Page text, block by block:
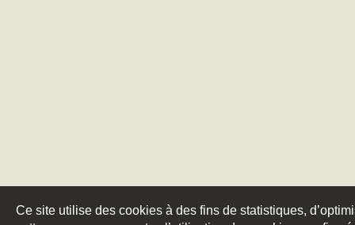
Ce site utilise des cookies à des fins de statistiques,